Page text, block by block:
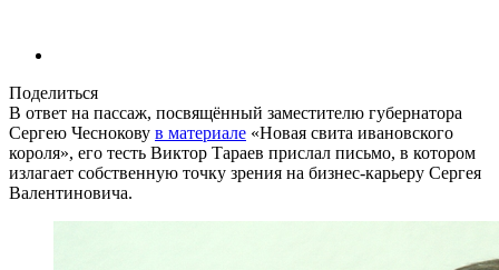
Поделиться
В ответ на пассаж, посвящённый заместителю губернатора
Сергею Чеснокову в материале «Новая свита ивановского
короля», его тесть Виктор Тараев прислал письмо, в котором
излагает собственную точку зрения на бизнес-карьеру Сергея
Валентиновича.